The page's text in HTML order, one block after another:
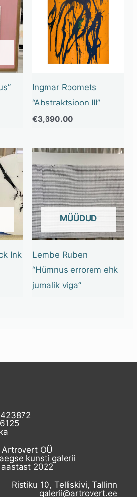
Ingmar Roomets
“Abstraktsioon III”
€3,690.00
Ink
OUT OF STOCK
Lembe Ruben
“Hümnus errorem ehk
jumalik viga”
Artrovert OÜ
kunsti galerii
aastast 2022
Ristiku 10, Telliskivi, Tallinn
galerii@artrovert.ee